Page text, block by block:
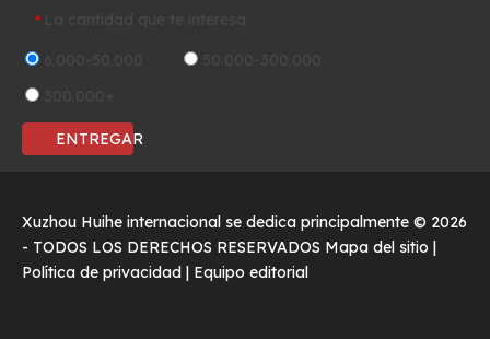
*
ENTREGAR
Xuzhou Huihe internacional se dedica principalmente © 2026
- TODOS LOS DERECHOS RESERVADOS Mapa del sitio
Política de privacidad
Equipo editorial